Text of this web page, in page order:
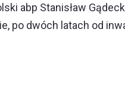
abp Stanisław
po dwóch latach od